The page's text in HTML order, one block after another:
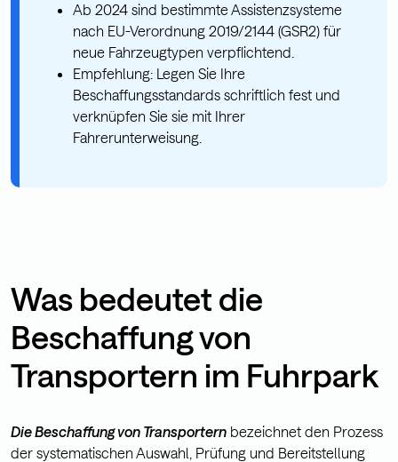
Ab 2024 sind bestimmte Assistenzsysteme
nach EU-Verordnung 2019/2144 (GSR2) für
neue Fahrzeugtypen verpflichtend.
Empfehlung: Legen Sie Ihre
Beschaffungsstandards schriftlich fest und
verknüpfen Sie sie mit Ihrer
Fahrerunterweisung.
Was bedeutet die
Beschaffung von
Transportern im Fuhrpark
Die Beschaffung von Transportern bezeichnet den Prozess
der systematischen Auswahl, Prüfung und Bereitstellung